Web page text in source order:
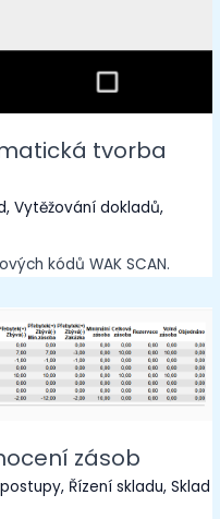
tvorba
,Vytěžování dokladů,
kódů WAK SCAN.
zásob
, Řízení skladu,Sklad